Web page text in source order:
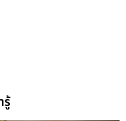
รู้